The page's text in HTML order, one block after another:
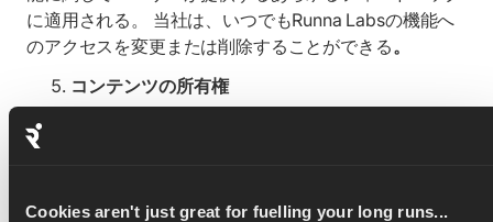
Cookies aren't just great for fuelling your long runs...
に適用される。 当社は、いつでもRunna Labsの機能へ
のアクセスを変更または削除することができる。
コンテンツの所有権
本規約において、「コンテンツ」とは、テキスト、画
像、音声、ルート、その他のデータなど、本サービスに
コンテンツを意味する。これには、公開、非公開、また